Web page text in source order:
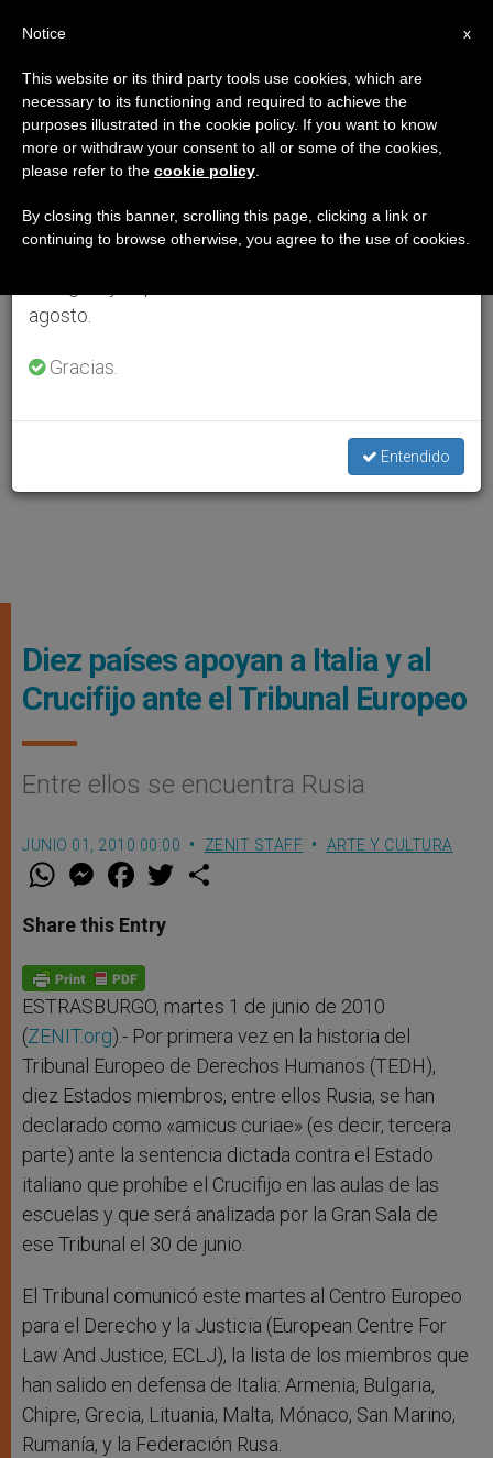
Diez países apoyan a Italia y al
Crucifijo ante el Tribunal Europeo
Entre ellos se encuentra Rusia
JUNIO 01, 2010 00:00 ZENIT STAFF ARTE Y CULTURA
W
t
s
p
p
M
e
s
e
g
e
r
F
a
e
b
o
k
w
Share this Entry
ESTRASBURGO, martes 1 de junio de 2010
(ZENIT.org).- Por primera vez en la historia del
Tribunal Europeo de Derechos Humanos (TEDH),
diez Estados miembros, entre ellos Rusia, se han
declarado como «amicus curiae» (es decir, tercera
parte) ante la sentencia dictada contra el Estado
italiano que prohíbe el Crucifijo en las aulas de las
escuelas y que será analizada por la Gran Sala de
ese Tribunal el 30 de junio.
El Tribunal comunicó este martes al Centro Europeo
para el Derecho y la Justicia (European Centre For
Law And Justice, ECLJ), la lista de los miembros que
han salido en defensa de Italia: Armenia, Bulgaria,
Chipre, Grecia, Lituania, Malta, Mónaco, San Marino,
Rumanía, y la Federación Rusa.
×
Aviso importante
Del 27 de julio al 7 de agosto haremos la pausa
anual, aprovechando que en el periodo de verano
se generan menos informaciones y también el
agosto.
Gracias.
Entendido
x
Notice
This website or its third party tools use cookies, which are
necessary to its functioning and required to achieve the
purposes illustrated in the cookie policy. If you want to know
more or withdraw your consent to all or some of the cookies,
please refer to the cookie policy
By closing this banner, scrolling this page, clicking a link or
continuing to browse otherwise, you agree to the use of cookies.